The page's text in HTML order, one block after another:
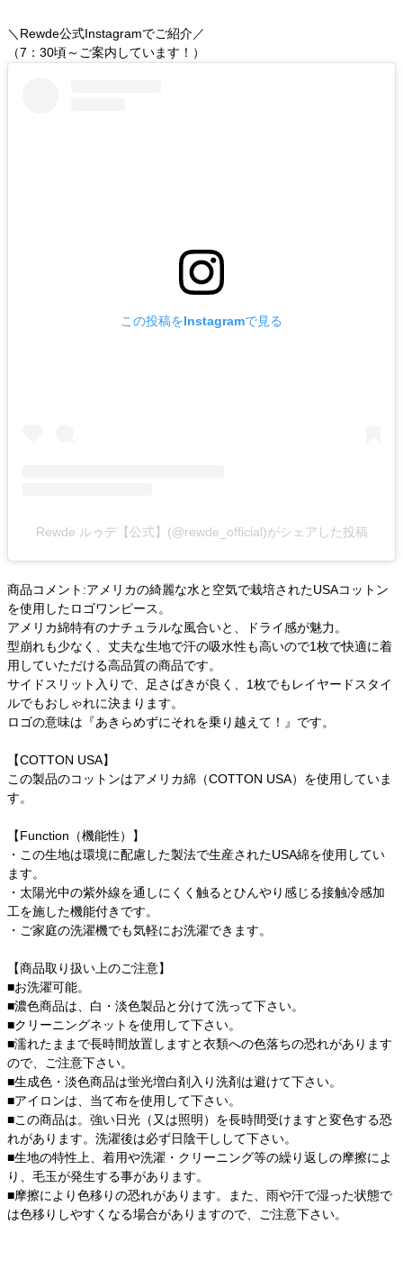
＼Rewde公式Instagramでご紹介／
（7：30頃～ご案内しています！）
この投稿をInstagramで見る
Rewde ルゥデ【公式】(@rewde_official)がシェアした投稿
商品コメント:アメリカの綺麗な水と空気で栽培されたUSAコットン
を使用したロゴワンピース。
アメリカ綿特有のナチュラルな風合いと、ドライ感が魅力。
型崩れも少なく、丈夫な生地で汗の吸水性も高いので1枚で快適に着
用していただける高品質の商品です。
サイドスリット入りで、足さばきが良く、1枚でもレイヤードスタイ
ルでもおしゃれに決まります。
ロゴの意味は『あきらめずにそれを乗り越えて！』です。
【COTTON USA】
この製品のコットンはアメリカ綿（COTTON USA）を使用していま
す。
【Function（機能性）】
・この生地は環境に配慮した製法で生産されたUSA綿を使用してい
ます。
・太陽光中の紫外線を通しにくく触るとひんやり感じる接触冷感加
工を施した機能付きです。
・ご家庭の洗濯機でも気軽にお洗濯できます。
【商品取り扱い上のご注意】
■お洗濯可能。
■濃色商品は、白・淡色製品と分けて洗って下さい。
■クリーニングネットを使用して下さい。
■濡れたままで長時間放置しますと衣類への色落ちの恐れがあります
ので、ご注意下さい。
■生成色・淡色商品は蛍光増白剤入り洗剤は避けて下さい。
■アイロンは、当て布を使用して下さい。
■この商品は。強い日光（又は照明）を長時間受けますと変色する恐
れがあります。洗濯後は必ず日陰干しして下さい。
■生地の特性上、着用や洗濯・クリーニング等の繰り返しの摩擦によ
り、毛玉が発生する事があります。
■摩擦により色移りの恐れがあります。また、雨や汗で湿った状態で
は色移りしやすくなる場合がありますので、ご注意下さい。